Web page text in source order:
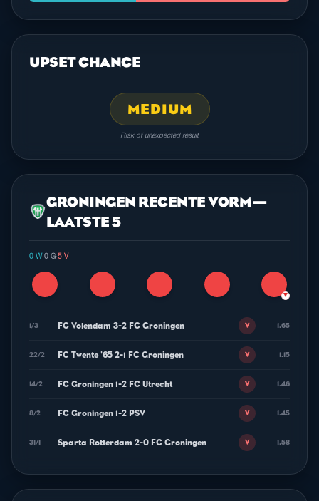
UPSET CHANCE
MEDIUM
Risk of unexpected result
GRONINGEN RECENTE VORM —
LAATSTE 5
0 W·0 G·5 V
▼
1/3 FC Volendam 3-2 FC Groningen V 1.65
22/2 FC Twente '65 2-1 FC Groningen V 1.15
14/2 FC Groningen 1-2 FC Utrecht V 1.46
8/2 FC Groningen 1-2 PSV V 1.45
31/1 Sparta Rotterdam 2-0 FC Groningen V 1.58